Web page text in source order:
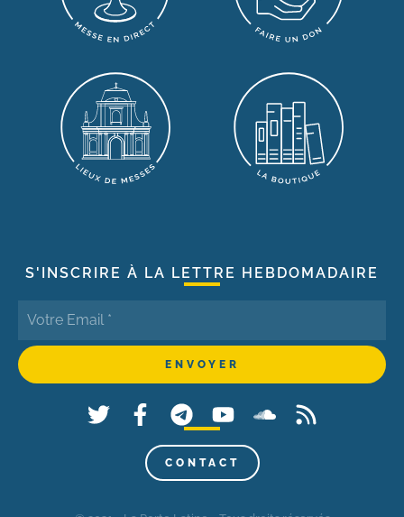
S'INSCRIRE À LA LETTRE HEBDOMADAIRE
CONTACT